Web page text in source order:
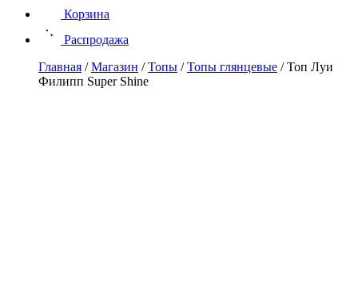
Корзина
Распродажа
Главная /Магазин /Топы /Топы глянцевые /Топ Луи
Филипп Super Shine